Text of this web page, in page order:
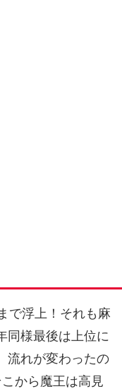
で浮上！それも麻
同様最後は上位に
流れが変わったの
から魔王は高見